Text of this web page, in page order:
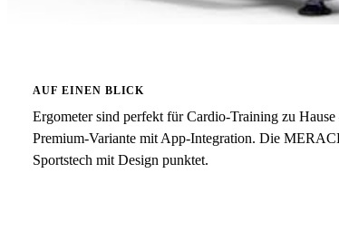
AUF EINEN BLICK
Ergometer sind perfekt für Cardio-Training zu
Premium-Variante mit App-Integration. Die
Sportstech mit Design punktet.